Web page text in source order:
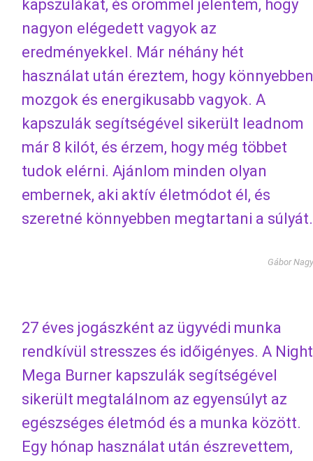
kapszulákat, és örömmel jelentem, hogy
nagyon elégedett vagyok az
eredményekkel. Már néhány hét
használat után éreztem, hogy könnyebben
mozgok és energikusabb vagyok. A
kapszulák segítségével sikerült leadnom
már 8 kilót, és érzem, hogy még többet
tudok elérni. Ajánlom minden olyan
embernek, aki aktív életmódot él, és
szeretné könnyebben megtartani a súlyát.
Gábor Nagy
27 éves jogászként az ügyvédi munka
rendkívül stresszes és időigényes. A Night
Mega Burner kapszulák segítségével
sikerült megtalálnom az egyensúlyt az
egészséges életmód és a munka között.
Egy hónap használat után észrevettem,